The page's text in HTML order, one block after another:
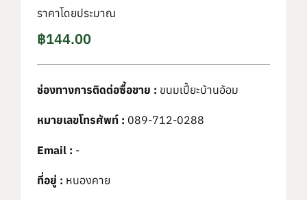
ราคาโดยประมาณ
฿144.00
ช่องทางการติดต่อซื้อขาย : ขนมเปี๊ยะบ้านอ้อม
หมายเลขโทรศัพท์ : 089-712-0288
Email : -
ที่อยู่ : หนองคาย